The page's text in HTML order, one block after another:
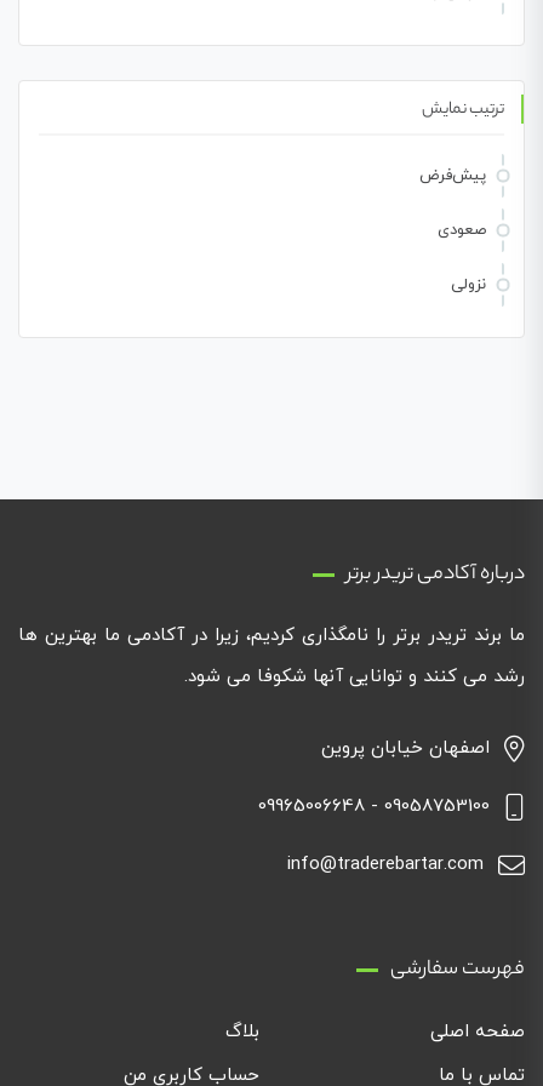
ترتیب نمایش
پیش‌فرض
صعودی
نزولی
درباره آکادمی تریدر برتر
ما برند تریدر برتر را نامگذاری کردیم، زیرا در آکادمی ما بهترین ها
رشد می کنند و توانایی آنها شکوفا می شود.
اصفهان خیابان پروین
09058753100 - 09965006648
info@traderebartar.com
فهرست سفارشی
صفحه اصلی
بلاگ
تماس با ما
حساب کاربری من